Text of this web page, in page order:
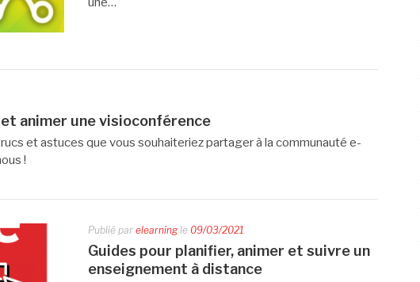
animer une visioconférence
et astuces que vous souhaiteriez partager à la communauté e-
!
Publié par elearningle 09/03/2021
Guides pour planifier, animer et suivre un
enseignement à distance